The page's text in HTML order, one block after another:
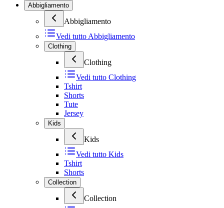
Abbigliamento
Abbigliamento
Vedi tutto Abbigliamento
Clothing
Clothing
Vedi tutto Clothing
Tshirt
Shorts
Tute
Jersey
Kids
Kids
Vedi tutto Kids
Tshirt
Shorts
Collection
Collection